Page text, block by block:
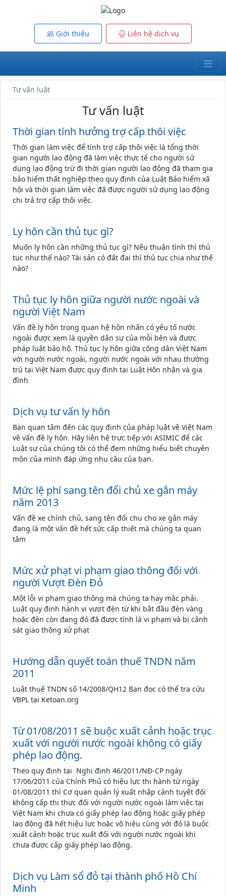
Giới thiệu Liên hệ dịch vụ
Tư vấn luật
Tư vấn luật
Thời gian tính hưởng trợ cấp thôi việc
Thời gian làm việc để tính trợ cấp thôi việc là tổng thời
gian người lao động đã làm việc thực tế cho người sử
dụng lao động trừ đi thời gian người lao động đã tham gia
bảo hiểm thất nghiệp theo quy định của Luật Bảo hiểm xã
hội và thời gian làm việc đã được người sử dụng lao động
chi trả trợ cấp thôi việc.
Ly hôn cần thủ tục gì?
Muốn ly hôn cần những thủ tục gì? Nếu thuận tình thì thủ
tục như thế nào? Tài sản có đất đai thì thủ tục chia như thế
nào?
Thủ tục ly hôn giữa người nước ngoài và
người Việt Nam
Vấn đề ly hôn trong quan hệ hôn nhân có yếu tố nước
ngoài được xem là quyền dân sự của mỗi bên và được
pháp luật bảo hộ. Thủ tục ly hôn giữa công dân Việt Nam
với người nước ngoài, người nước ngoài với nhau thường
trú tại Việt Nam được quy định tại Luật Hôn nhân và gia
đình
Dịch vụ tư vấn ly hôn
Bạn quan tâm đến các quy định của pháp luật về Việt Nam
về vấn đề ly hôn. Hãy liên hệ trực tiếp với ASIMIC để các
Luật sư của chúng tôi có thể đem những hiểu biết chuyên
môn của mình đáp ứng nhu cầu của bạn.
Mức lệ phí sang tên đổi chủ xe gắn máy
năm 2013
Vấn đề xe chính chủ, sang tên đổi chu cho xe gắn máy
đang là một vấn đề hết sức cấp thiết mà chúng ta quan
tâm
Mức xử phạt vi phạm giao thông đối với
người Vượt Đèn Đỏ
Một lỗi vi phạm giao thông mà chúng ta hay mắc phải.
Luật quy định hành vi vượt đèn từ khi bắt đầu đèn vàng
hoặc đèn còn đang đỏ đã được tính là vi phạm và bị cảnh
sát giao thông xử phạt
Hướng dẫn quyết toán thuế TNDN năm
2011
Luật thuế TNDN số 14/2008/QH12 Bạn đọc có thể tra cứu
VBPL tại Ketoan.org
Từ 01/08/2011 sẽ buộc xuất cảnh hoặc trục
xuất với người nước ngoài không có giấy
phép lao động.
Theo quy định tại Nghị định 46/2011/NĐ-CP ngày
17/06/2011 của Chính Phủ có hiệu lực thi hành từ ngày
01/08/2011 thì Cơ quan quản lý xuất nhập cảnh tuyệt đối
không cấp thị thực đối với người nước ngoài làm việc tại
Việt Nam khi chưa có giấy phép lao động hoặc giấy phép
lao động đã hết hiệu lực hoặc vô hiệu cùng với đó là buộc
xuất cảnh hoặc trục xuất đối với người nước ngoài khi
chưa được cấp giấy phép lao động.
Dịch vụ Làm sổ đỏ tại thành phố Hồ Chí
Minh